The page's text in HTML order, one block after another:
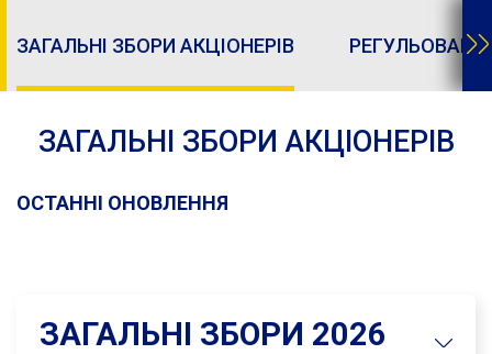
ЗАГАЛЬНІ ЗБОРИ АКЦІОНЕРІВ РЕГУЛЬОВАНА
ЗАГАЛЬНІ ЗБОРИ АКЦІОНЕРІВ
ОСТАННІ ОНОВЛЕННЯ
ЗАГАЛЬНІ ЗБОРИ 2026